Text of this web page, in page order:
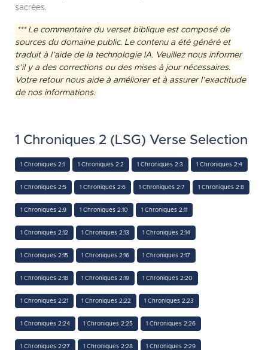
sacrées.
*** Le commentaire du verset biblique est composé de
sources du domaine public. Le contenu a été généré et
traduit à l’aide de la technologie IA. Veuillez nous informer
s’il y a des corrections ou des mises à jour nécessaires.
Votre retour nous aide à améliorer et à assurer l’exactitude
de nos informations.
1 Chroniques 2 (LSG) Verse Selection
1 Chroniques 2:1 1 Chroniques 2:2 1 Chroniques 2:3 1 Chroniques 2:4
1 Chroniques 2:5 1 Chroniques 2:6 1 Chroniques 2:7 1 Chroniques 2:8
1 Chroniques 2:9 1 Chroniques 2:10 1 Chroniques 2:11
1 Chroniques 2:12 1 Chroniques 2:13 1 Chroniques 2:14
1 Chroniques 2:15 1 Chroniques 2:16 1 Chroniques 2:17
1 Chroniques 2:18 1 Chroniques 2:19 1 Chroniques 2:20
1 Chroniques 2:21 1 Chroniques 2:22 1 Chroniques 2:23
1 Chroniques 2:24 1 Chroniques 2:25 1 Chroniques 2:26
1 Chroniques 2:27 1 Chroniques 2:28 1 Chroniques 2:29